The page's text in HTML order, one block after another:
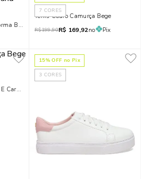
Bege Sand
7 CORES
Tênis Couro Camurça Bege
R$199,90R$ 169,92no Pix
Caramelo
15% OFF no Pix
3 CORES